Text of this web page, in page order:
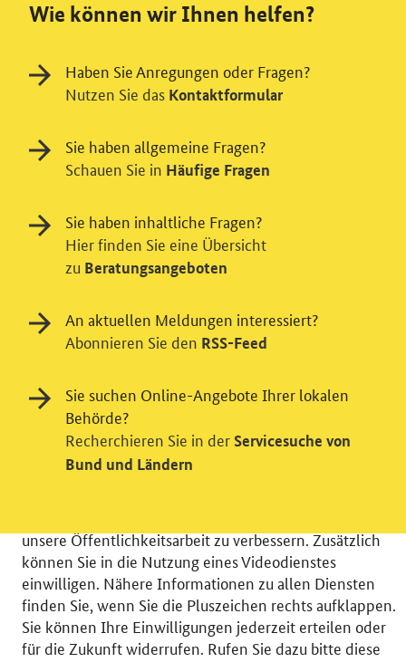
© 2026 Bundesministerium für Wirtschaft und Energie
RSS
Benutzerhinweise
Inhaltsverzeichnis
Einwilligung in Tracking und / oder
Videodienst
Wir bitten Sie an dieser Stelle um Ihre Einwilligung für
verschiedene Zusatzdienste unserer Webseite: Wir
unsere Öffentlichkeitsarbeit zu verbessern. Zusätzlich
können Sie in die Nutzung eines Videodienstes
einwilligen. Nähere Informationen zu allen Diensten
finden Sie, wenn Sie die Pluszeichen rechts aufklappen.
Sie können Ihre Einwilligungen jederzeit erteilen oder
für die Zukunft widerrufen. Rufen Sie dazu bitte diese
Wie können wir Ihnen helfen?
Haben Sie Anregungen oder Fragen?
Nutzen Sie das Kontaktformular
Sie haben allgemeine Fragen?
Schauen Sie in Häufige Fragen
Sie haben inhaltliche Fragen?
Hier finden Sie eine Übersicht
zu Beratungsangeboten
An aktuellen Meldungen interessiert?
Abonnieren Sie den RSS-Feed
Sie suchen Online-Angebote Ihrer lokalen
Behörde?
Recherchieren Sie in der Servicesuche von
Bund und Ländern